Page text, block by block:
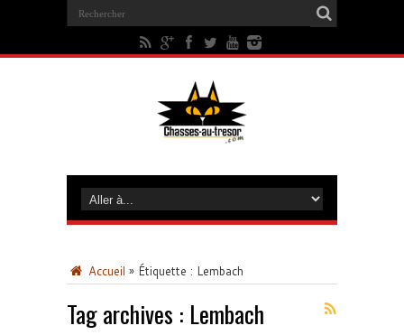
Accueil » Étiquette : Lembach
Tag archives : Lembach